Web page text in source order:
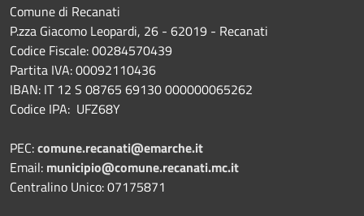
Comune di Recanati
P.zza Giacomo Leopardi, 26 - 62019 - Recanati
Codice Fiscale: 00284570439
Partita IVA: 00092110436
IBAN: IT 12 S 08765 69130 000000065262
Codice IPA: UFZ68Y
PEC:comune.recanati@emarche.it
Email: municipio@comune.recanati.mc.it
Centralino Unico: 07175871